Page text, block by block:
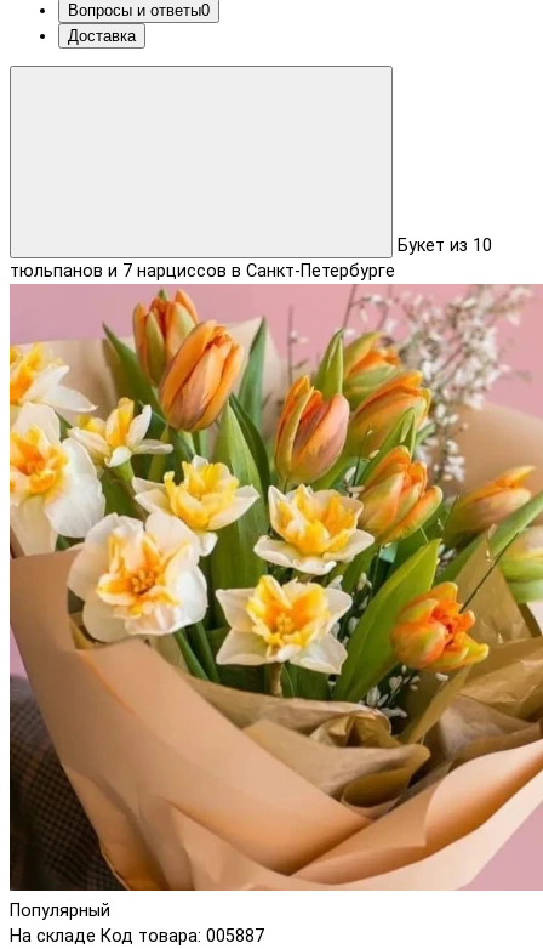
Вопросы и ответы0
Доставка
Букет из 10
тюльпанов и 7 нарциссов в Санкт-Петербурге
Популярный
На складе Код товара: 005887